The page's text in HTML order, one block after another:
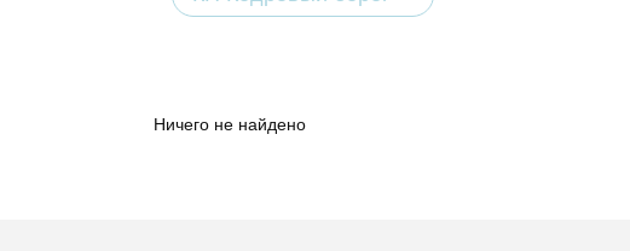
Ничего не найдено